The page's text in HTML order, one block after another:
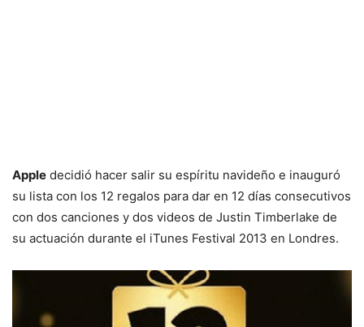
Apple decidió hacer salir su espíritu navideño e inauguró
su lista con los 12 regalos para dar en 12 días consecutivos
con dos canciones y dos videos de Justin Timberlake de
su actuación durante el iTunes Festival 2013 en Londres.